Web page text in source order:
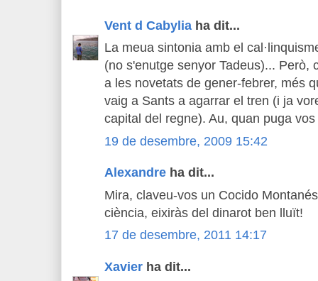
Vent d Cabylia ha dit...
La meua sintonia amb el
(no s'enutge senyor Tadeus)... Però,
a les novetats de gener-febrer, més
vaig a Sants a agarrar el tren (i ja
capital del regne). Au, quan puga
19 de desembre, 2009 15:42
Alexandre ha dit...
Mira, claveu-vos un Cocido
ciència, eixiràs del dinarot ben lluït!
17 de desembre, 2011 14:17
Xavier ha dit...